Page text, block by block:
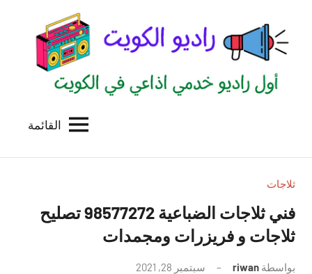
المحتوى
الكويت
للاعلانات
بالكويت
القائمة
ثلاجات
فني ثلاجات الضباعية 98577272 تصليح
ثلاجات و فريزرات ومجمدات
بواسطة riwan سبتمبر 28, 2021